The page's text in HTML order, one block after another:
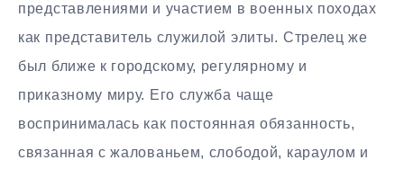
представлениями и участием в военных походах
как представитель служилой элиты. Стрелец же
был ближе к городскому, регулярному и
приказному миру. Его служба чаще
воспринималась как постоянная обязанность,
связанная с жалованьем, слободой, караулом и